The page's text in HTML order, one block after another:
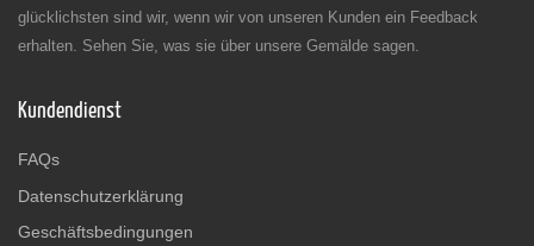
glücklichsten sind wir, wenn wir von unseren Kunden ein Feedback
erhalten. Sehen Sie, was sie über unsere Gemälde sagen.
Kundendienst
FAQs
Datenschutzerklärung
Geschäftsbedingungen